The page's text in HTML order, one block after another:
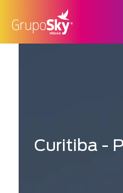
Curitiba -